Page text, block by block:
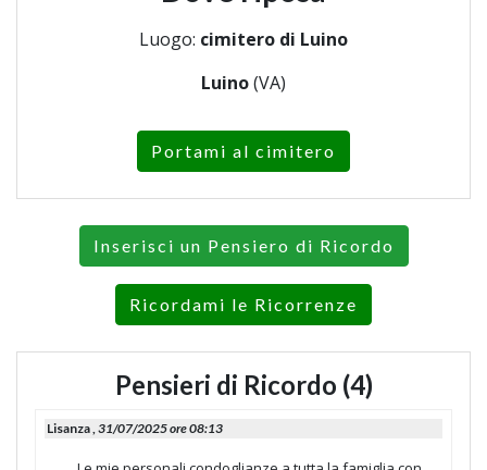
Luogo: cimitero di Luino
Luino(VA)
Portami al cimitero
Inserisci un Pensiero di Ricordo
Ricordami le Ricorrenze
Pensieri di Ricordo (4)
Lisanza ,31/07/2025 ore 08:13